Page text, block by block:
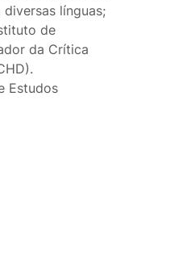
línguas;
de
da Crítica
Estudos